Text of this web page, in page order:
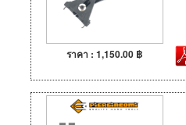
ราคา : 1,150.00 ฿